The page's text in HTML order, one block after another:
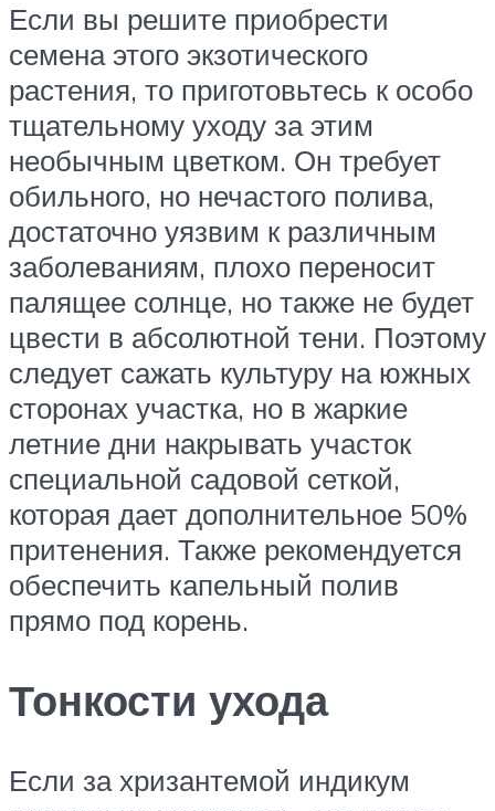
Если вы решите приобрести
семена этого экзотического
растения, то приготовьтесь к особо
тщательному уходу за этим
необычным цветком. Он требует
обильного, но нечастого полива,
достаточно уязвим к различным
заболеваниям, плохо переносит
палящее солнце, но также не будет
цвести в абсолютной тени. Поэтому
следует сажать культуру на южных
сторонах участка, но в жаркие
летние дни накрывать участок
специальной садовой сеткой,
которая дает дополнительное 50%
притенения. Также рекомендуется
обеспечить капельный полив
прямо под корень.
Тонкости ухода
Если за хризантемой индикум